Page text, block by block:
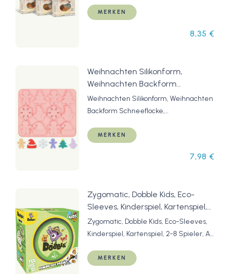
MERKEN
8,35 €
Weihnachten Silikonform,
Weihnachten Backform
Schneeflocke, Lebkuchenmann
Kuchenform, Silikon Weihnachts
Weihnachtsbaum Kerzenform,
für Torten Fondant Kerzen
Weihnachten Silikonform, Weihnachten
Backform Schneeflocke,
Weihnachts Schokoladenform,
Torten Fondant Kerzen Weihnachts
MERKEN
7,98 €
Zygomatic, Dobble Kids, Eco-
Sleeves, Kinderspiel, Kartenspiel,
2-8 Spieler, Ab 4+ Jahren, 15
Minuten, Deutsch
Zygomatic, Dobble Kids, Eco-Sleeves,
Kinderspiel, Kartenspiel, 2-8 Spieler, Ab
MERKEN